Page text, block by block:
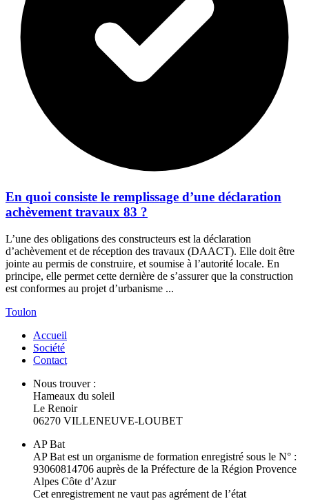
En quoi consiste le remplissage d’une déclaration
achèvement travaux 83 ?
L’une des obligations des constructeurs est la déclaration
d’achèvement et de réception des travaux (DAACT). Elle doit être
jointe au permis de construire, et soumise à l’autorité locale. En
principe, elle permet cette dernière de s’assurer que la construction
est conformes au projet d’urbanisme ...
Toulon
Accueil
Société
Contact
Nous trouver :
Hameaux du soleil
Le Renoir
06270 VILLENEUVE-LOUBET
AP Bat
AP Bat est un organisme de formation enregistré sous le N° :
93060814706 auprès de la Préfecture de la Région Provence
Alpes Côte d’Azur
Cet enregistrement ne vaut pas agrément de l’état